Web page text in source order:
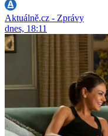
Aktuálně.cz - Zprávy
dnes, 18:11